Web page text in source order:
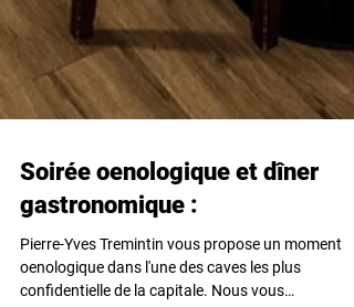
Soirée oenologique et dîner
gastronomique :
Pierre-Yves Tremintin vous propose un moment